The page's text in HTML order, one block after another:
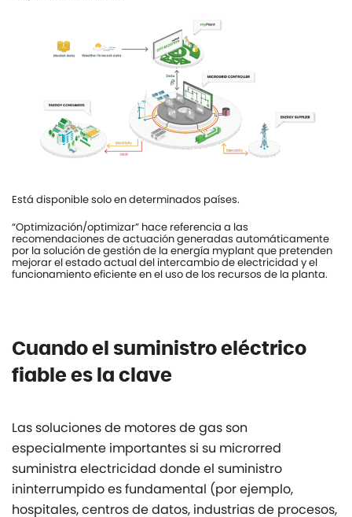
Está disponible solo en determinados países.
“Optimización/optimizar” hace referencia a las
recomendaciones de actuación generadas automáticamente
por la solución de gestión de la energía myplant que pretenden
mejorar el estado actual del intercambio de electricidad y el
funcionamiento eficiente en el uso de los recursos de la planta.
Cuando el suministro eléctrico
fiable es la clave
Las soluciones de motores de gas son
especialmente importantes si su microrred
suministra electricidad donde el suministro
ininterrumpido es fundamental (por ejemplo,
hospitales, centros de datos, industrias de procesos,